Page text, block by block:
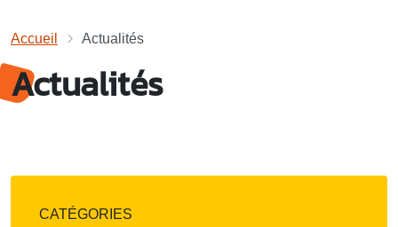
Accueil Actualités
Actualités
CATÉGORIES